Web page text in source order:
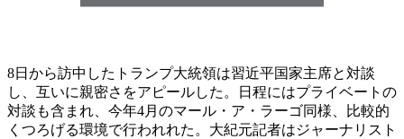
8日から訪中したトランプ大統領は習近平国家主席と対談
し、互いに親密さをアピールした。日程にはプライベートの
対談も含まれ、今年4月のマール・ア・ラーゴ同様、比較的
くつろげる環境で行われれた。大紀元記者はジャーナリスト